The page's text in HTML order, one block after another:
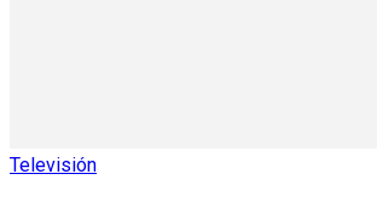
Televisión